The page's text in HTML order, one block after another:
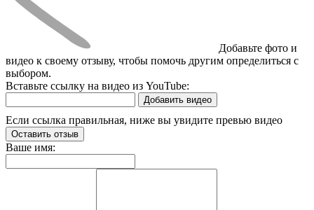
Добавьте фото и
видео к своему отзыву, чтобы помочь другим определиться с
выбором.
Вставьте ссылку на видео из YouTube:
Добавить видео
Если ссылка правильная, ниже вы увидите превью видео
Оставить отзыв
Ваше имя: